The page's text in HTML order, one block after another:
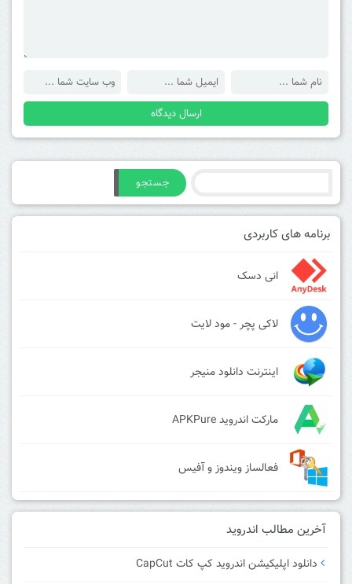
جستجو
برنامه های کاربردی
انی دسک
لاکی پچر - مود لایت
اینترنت دانلود منیجر
مارکت اندروید APKPure
فعالساز ویندوز و آفیس
آخرین مطالب اندروید
دانلود اپلیکیشن اندروید کپ کات CapCut